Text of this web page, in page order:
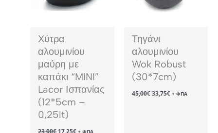
Χύτρα
αλουμινίου
μαύρη με
καπάκι “MINI”
Lacor Ισπανίας
(12*5cm –
0,25lt)
23,00€ Original
17,25€Η+ ΦΠΑ
Τηγάνι
αλουμινίου
Wok Robust
(30*7cm)
45,00€Original
price
33,75€Η+ ΦΠΑ